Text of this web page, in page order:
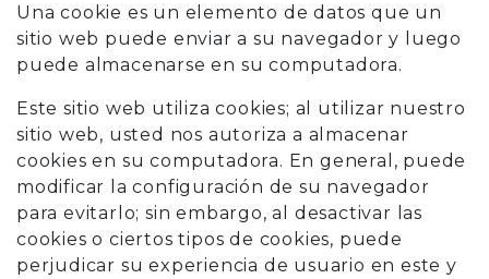
Una cookie es un elemento de datos que un
sitio web puede enviar a su navegador y luego
puede almacenarse en su computadora.
Este sitio web utiliza cookies; al utilizar nuestro
sitio web, usted nos autoriza a almacenar
cookies en su computadora. En general, puede
modificar la configuración de su navegador
para evitarlo; sin embargo, al desactivar las
cookies o ciertos tipos de cookies, puede
perjudicar su experiencia de usuario en este y